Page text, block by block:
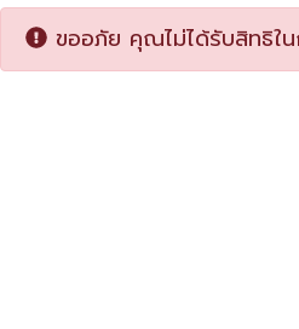
ขออภัย คุณไม่ได้รับสิทธิใน